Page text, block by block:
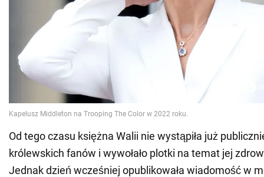
Od tego czasu księżna Walii nie wystąpiła już
królewskich fanów i wywołało plotki na temat jej
Jednak dzień wcześniej opublikowała wiadomość w